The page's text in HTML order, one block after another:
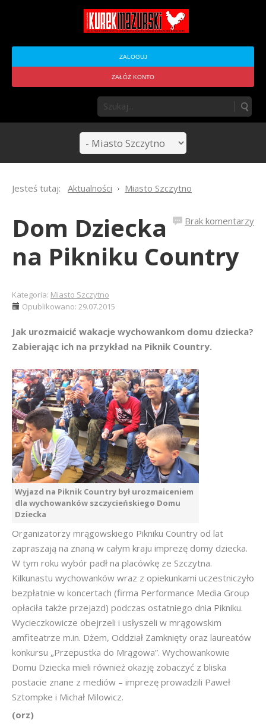
ZALOGUJ
ZAŁÓŻ KONTO
Jesteś tutaj: Aktualności Miasto Szczytno
Brak komentarzy
Dom Dziecka
na Pikniku Country
Kategoria: Miasto Szczytno
Opublikowano: 29.07.2015
Jak urozmaicić wakacje wychowankom domu dziecka?
Zabierając ich na przykład na Piknik Country.
Wyjazd na Piknik Country był urozmaiceniem
dla wychowanków szczycieńskiego Domu
Dziecka
Organizatorzy mrągowskiego Pikniku Country od lat
zapraszają na znaną w całym kraju imprezę domy dziecka.
W tym roku wybór padł na placówkę ze Szczytna.
Kilkunastu wychowanków wraz z opiekunkami uczestniczyło
bezpłatnie w koncertach (firma Performance Media Group
opłaciła także przejazd) podczas ostatniego dnia Pikniku.
Wycieczkowicze obejrzeli i usłyszeli w mrągowskim
amfiteatrze m.in. Dżem, Oddział Zamknięty oraz laureatów
konkursu „Przepustka do Mrągowa”. Wychowankowie
Domu Dziecka mieli również okazję zobaczyć z bliska
postacie znane z mediów – imprezę prowadzili Paweł
Sztompke i Michał Milowicz.
(orz)